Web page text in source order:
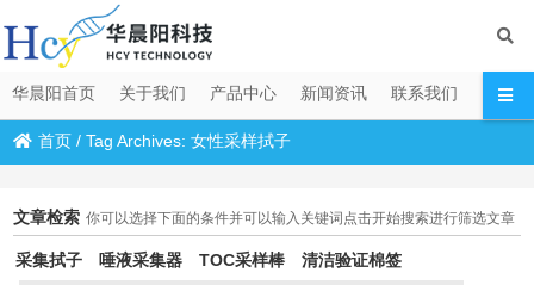
华晨阳首页 关于我们 产品中心 新闻资讯 联系我们
首页 /Tag Archives: 女性采样拭子
文章检索 你可以选择下面的条件并可以输入关键词点击开始搜索进行筛选文章
采集拭子 唾液采集器 TOC采样棒 清洁验证棉签